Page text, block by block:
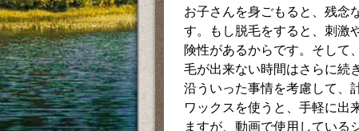
お子さんを身ごもると、残念
す。もし脱毛をすると、刺激
険性があるからです。そして
毛が出来ない時間はさらに続
沿ういった事情を考慮して、
ワックスを使うと、手軽に出
ますが、動画で使用している